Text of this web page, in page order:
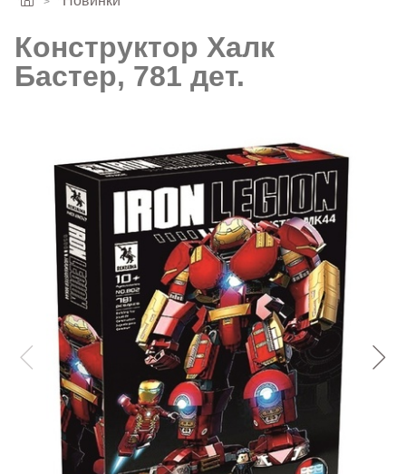
Конструктор Халк
Бастер, 781 дет.